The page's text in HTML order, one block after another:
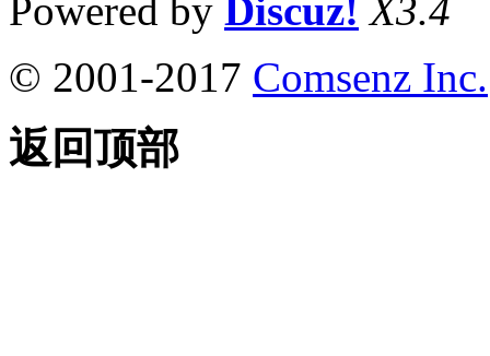
Powered by Discuz! X3.4
© 2001-2017 Comsenz Inc.
返回顶部